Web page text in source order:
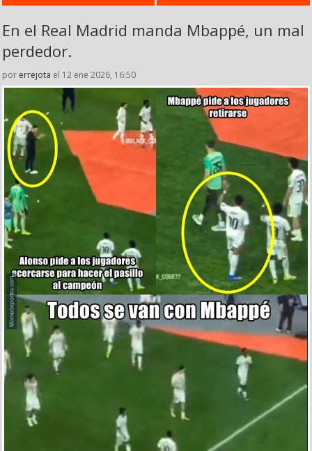
En el Real Madrid manda Mbappé, un mal
perdedor.
por errejota el 12 ene 2026, 16:50